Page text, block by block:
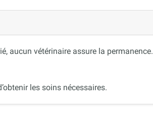
aucun vétérinaire assure la permanence.
les soins nécessaires.